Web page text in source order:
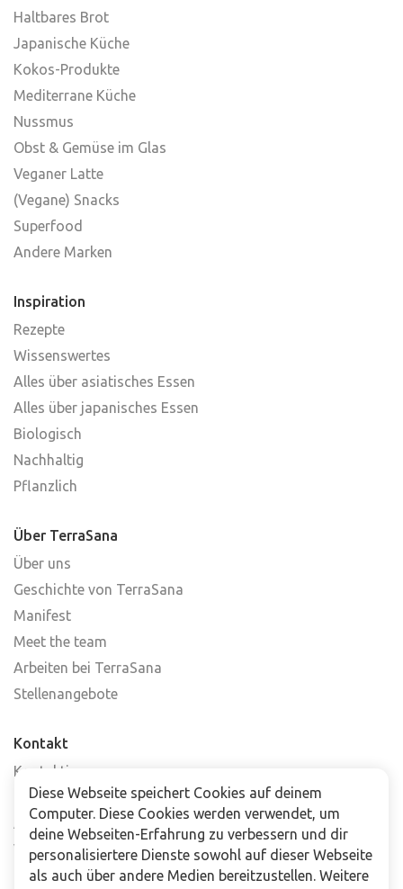
Haltbares Brot
Japanische Küche
Kokos-Produkte
Mediterrane Küche
Nussmus
Obst & Gemüse im Glas
Veganer Latte
(Vegane) Snacks
Superfood
Andere Marken
Inspiration
Rezepte
Wissenswertes
Alles über asiatisches Essen
Alles über japanisches Essen
Biologisch
Nachhaltig
Pflanzlich
Über TerraSana
Über uns
Geschichte von TerraSana
Manifest
Meet the team
Arbeiten bei TerraSana
Stellenangebote
Kontakt
Kontaktiere uns
Häufig gestellte Fragen
Abonniere unseren Newsletter
Verkaufsstellen
Diese Webseite speichert Cookies auf deinem
Computer. Diese Cookies werden verwendet, um
deine Webseiten-Erfahrung zu verbessern und dir
personalisiertere Dienste sowohl auf dieser Webseite
als auch über andere Medien bereitzustellen. Weitere